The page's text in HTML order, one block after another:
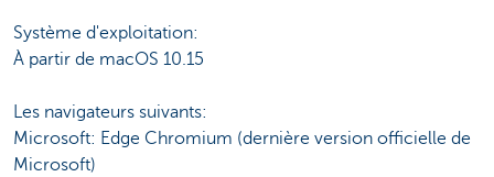
Système d'exploitation:
À partir de macOS 10.15
Les navigateurs suivants:
Microsoft: Edge Chromium (dernière version officielle de
Microsoft)